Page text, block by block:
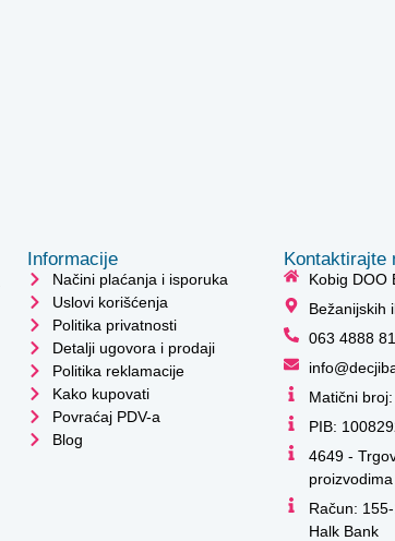
Informacije
Načini plaćanja i isporuka
Uslovi korišćenja
Politika privatnosti
Detalji ugovora i prodaji
Politika reklamacije
Kako kupovati
Povraćaj PDV-a
Blog
Kontaktirajte
Kobig DOO
Bežanijskih
063 4888 81
Matični
PIB:
4649 -
Račun:
Halk Bank